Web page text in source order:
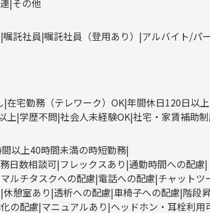
その他
嘱託社員 嘱託社員（登用あり） アルバイト/パ
在宅勤務（テレワーク）OK 年間休日120日以上
上 学歴不問 社会人未経験OK 社宅・家賃補助
以上40時間未満の時短勤務
日数相談可 フレックスあり 通勤時間への配慮
マルチタスクへの配慮 電話への配慮 チャットツ
休憩室あり 透析への配慮 車椅子への配慮 階段
の配慮 マニュアルあり ヘッドホン・耳栓利用